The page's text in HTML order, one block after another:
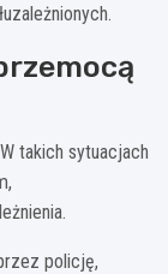
takich sytuacjach
policję,